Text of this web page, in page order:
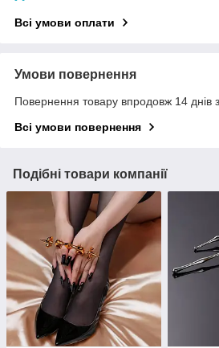
Всі умови оплати
Умови повернення
Повернення товару впродовж 14 днів
Всі умови повернення
Подібні товари компанії